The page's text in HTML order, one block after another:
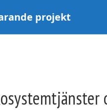
projekt